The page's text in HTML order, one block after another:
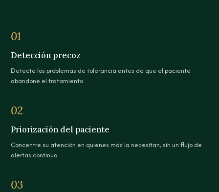
01
Detección precoz
Detecte los problemas de tolerancia antes de que el paciente
abandone el tratamiento.
02
Priorización del paciente
Concentre su atención en quienes más la necesitan, sin un flujo de
alertas continuo.
03